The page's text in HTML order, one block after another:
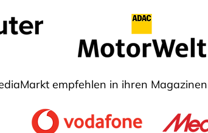
empfehlen in ihren